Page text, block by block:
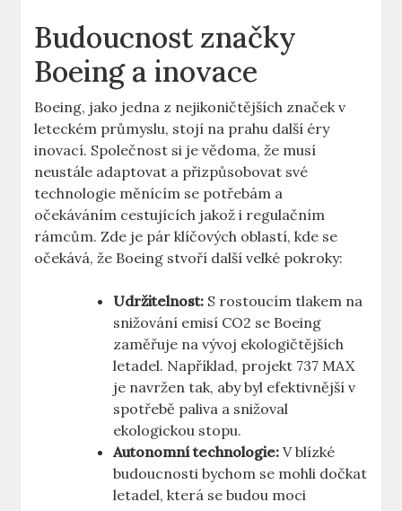
Budoucnost značky
Boeing‍ a inovace
Boeing, jako⁢ jedna‌ z nejikoničtějších‍ značek v
leteckém ‍průmyslu,⁣ stojí na prahu další éry
⁢inovací. ⁤Společnost si ‍je vědoma, že musí
neustále ⁤adaptovat a přizpůsobovat ‍své
technologie​ měnícím ⁢se potřebám ‌a
‌očekáváním ‍cestujících jakož​ i regulačním‍
rámcům. Zde je pár klíčových ‌oblastí, kde se
⁢očekává, ⁣že Boeing ⁤stvoří ​další velké⁤ pokroky:
Udržitelnost: S rostoucím tlakem‍ na
snižování emisí CO2 ⁤se⁤ Boeing​
zaměřuje na vývoj ekologičtějších
letadel. Například, projekt‍ 737 ‌MAX
je navržen ‌tak, aby byl efektivnější ⁢v
spotřebě paliva a ‍snižoval⁤
ekologickou stopu.
Autonomní technologie: V blízké
budoucnosti bychom se‍ mohli ⁣dočkat
letadel, která se⁤ budou ​moci